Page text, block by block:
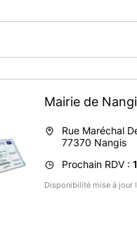
DU RDV
PRE DEMANDE
doivent être présents au
ET LES
: Ancien passeport
Mairie de
Rue Maréchal
77370 Nangis
Prochain RDV :
Disponibilité mise à jour